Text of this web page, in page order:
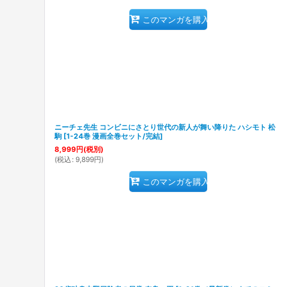
このマンガを購入
ニーチェ先生 コンビニにさとり世代の新人が舞い降りた ハシモト 松
駒 [1-24巻 漫画全巻セット/完結]
8,999円(税別)
(税込 : 9,899円)
このマンガを購入